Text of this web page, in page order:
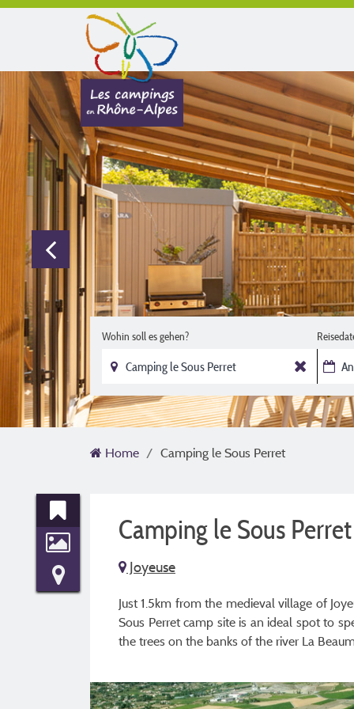
Wohin soll es gehen?
Home Camping le Sous Perret
Camping le Sous
Joyeuse
Just 1.5km from the medieval village of
Sous Perret camp site is an ideal spot to
the trees on the banks of the river La